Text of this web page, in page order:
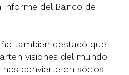
informe del Banco de
también destacó que
visiones del mundo
convierte en socios